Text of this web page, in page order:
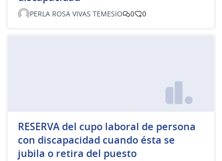
PERLA ROSA VIVAS TEMESIO 0 0
RESERVA del cupo laboral de persona
con discapacidad cuando ésta se
jubila o retira del puesto